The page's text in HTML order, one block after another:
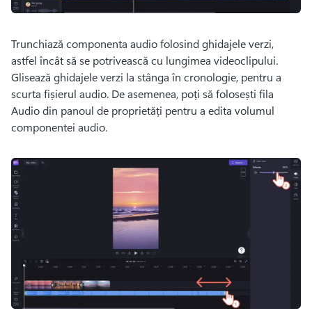
Trunchiază componenta audio folosind ghidajele verzi,
Glisează ghidajele verzi la stânga în cronologie, pentru a
scurta fișierul audio. De asemenea, poți să folosești fila
Audio din panoul de proprietăți pentru a edita volumul
componentei audio.